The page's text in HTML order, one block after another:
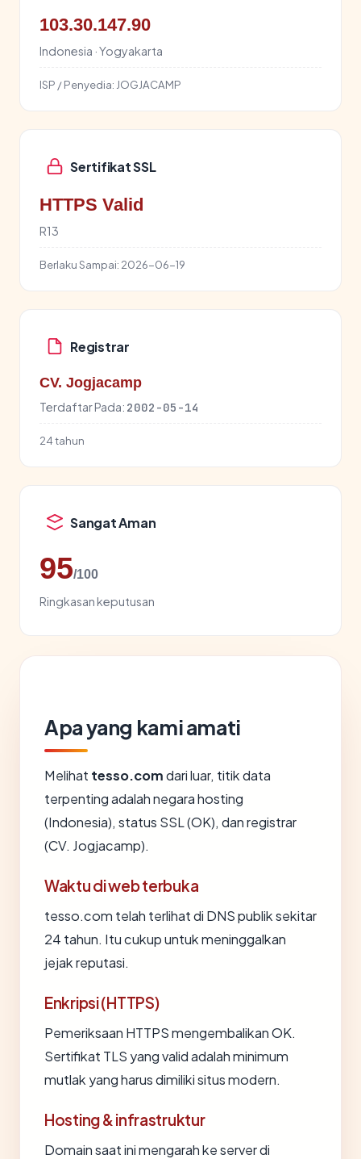
103.30.147.90
Indonesia · Yogyakarta
ISP / Penyedia: JOGJACAMP
Sertifikat SSL
HTTPS Valid
R13
Berlaku Sampai: 2026-06-19
Registrar
CV. Jogjacamp
Terdaftar Pada: 2002-05-14
24 tahun
Sangat Aman
95/100
Ringkasan keputusan
Apa yang kami amati
Melihat tesso.comdari luar, titik data
terpenting adalah negara hosting
(Indonesia), status SSL (OK), dan registrar
(CV. Jogjacamp).
Waktu di web terbuka
tesso.com telah terlihat di DNS publik sekitar
24 tahun. Itu cukup untuk meninggalkan
jejak reputasi.
Enkripsi (HTTPS)
Pemeriksaan HTTPS mengembalikan OK.
Sertifikat TLS yang valid adalah minimum
mutlak yang harus dimiliki situs modern.
Hosting & infrastruktur
Domain saat ini mengarah ke server di